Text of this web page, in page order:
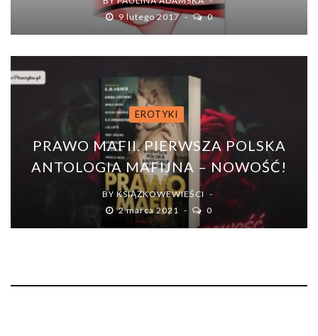
9 lutego 2017
0
EROTYKI
PRAWO MAFII. PIERWSZA POLSKA
ANTOLOGIA MAFIJNA – NOWOŚĆ!
BY KSIĄŻKOWEWIEŚCI
2 marca 2021
0